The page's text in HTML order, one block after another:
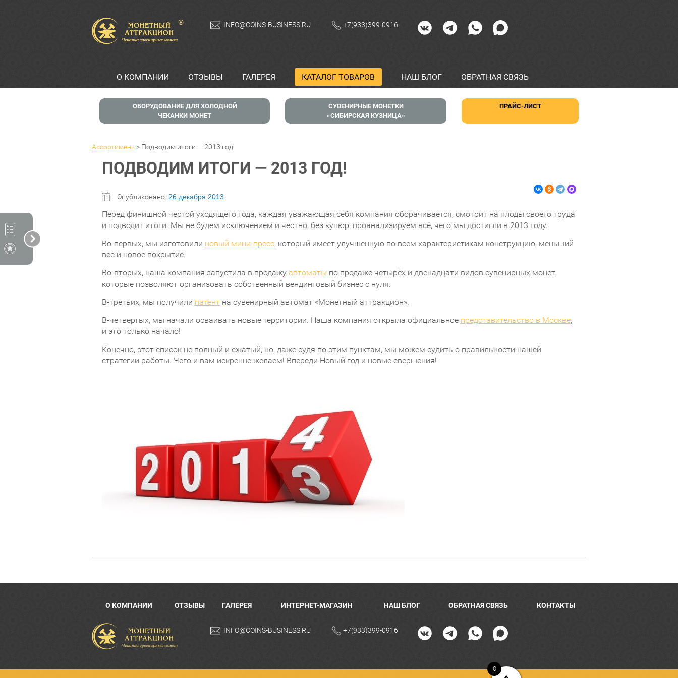
® INFO@COINS-BUSINESS.RU +7(933)399-0916
О КОМПАНИИ ОТЗЫВЫ ГАЛЕРЕЯ КАТАЛОГ ТОВАРОВ НАШ БЛОГ ОБРАТНАЯ СВЯЗЬ
ОБОРУДОВАНИЕ ДЛЯ ХОЛОДНОЙ
ЧЕКАНКИ МОНЕТ
СУВЕНИРНЫЕ МОНЕТКИ
СИБИРСКАЯ КУЗНИЦА
ПРАЙС-ЛИСТ
Ассортимент> Подводим итоги — 2013 год!
ПОДВОДИМ ИТОГИ — 2013 ГОД!
Опубликовано: 26 декабря 2013
Перед финишной чертой уходящего года, каждая уважающая себя компания оборачивается, смотрит на плоды своего труда
и подводит итоги. Мы не будем исключением и честно, без купюр, проанализируем всё, чего мы достигли в 2013 году.
Во-первых, мы изготовили новый мини-пресс, который имеет улучшенную по всем характеристикам конструкцию, меньший
вес и новое покрытие.
Во-вторых, наша компания запустила в продажу автоматы по продаже четырёх и двенадцати видов сувенирных монет,
которые позволяют организовать собственный вендинговый бизнес с нуля.
В-третьих, мы получили патентна сувенирный автомат «Монетный аттракцион».
В-четвертых, мы начали осваивать новые территории. Наша компания открыла официальное представительство в Москве,
и это только начало!
Конечно, этот список не полный и сжатый, но, даже судя по этим пунктам, мы можем судить о правильности нашей
стратегии работы. Чего и вам искренне желаем! Впереди Новый год и новые свершения!
О КОМПАНИИ ОТЗЫВЫ ГАЛЕРЕЯ ИНТЕРНЕТ-МАГАЗИН НАШ БЛОГ ОБРАТНАЯ СВЯЗЬ КОНТАКТЫ
INFO@COINS-BUSINESS.RU +7(933)399-0916
0